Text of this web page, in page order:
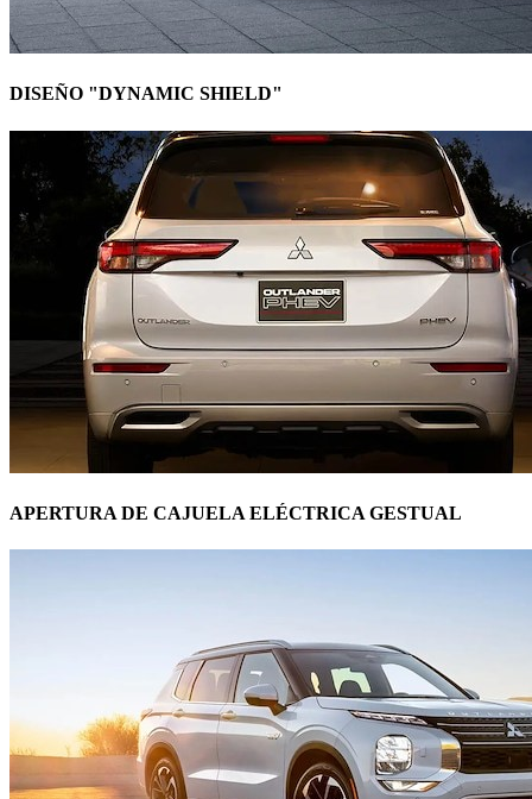
DISEÑO "DYNAMIC SHIELD"
APERTURA DE CAJUELA ELÉCTRICA GESTUAL